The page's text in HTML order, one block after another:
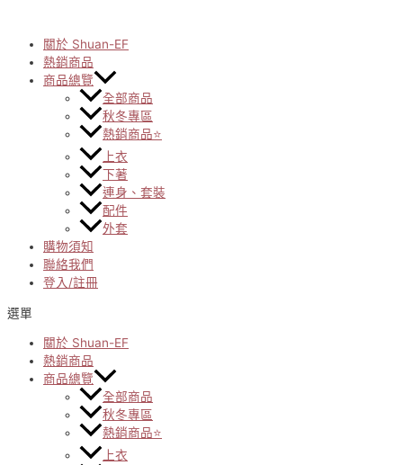
content關於 Shuan-EF
熱銷商品
商品總覽
全部商品
秋冬專區
熱銷商品⭐
上衣
下著
連身、套裝
配件
外套
購物須知
聯絡我們
登入/註冊
選單
關於 Shuan-EF
熱銷商品
商品總覽
全部商品
秋冬專區
熱銷商品⭐
上衣